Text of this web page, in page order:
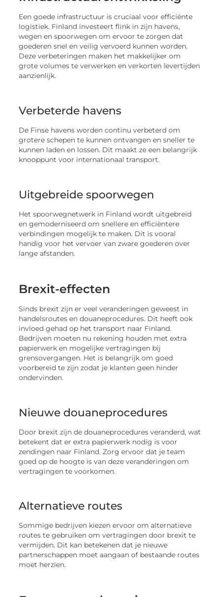
Een goede infrastructuur is cruciaal voor efficiënte
logistiek. Finland investeert flink in zijn havens,
wegen en spoorwegen om ervoor te zorgen dat
goederen snel en veilig vervoerd kunnen worden.
Deze verbeteringen maken het makkelijker om
grote volumes te verwerken en verkorten levertijden
aanzienlijk.
Verbeterde havens
De Finse havens worden continu verbeterd om
grotere schepen te kunnen ontvangen en sneller te
kunnen laden en lossen. Dit maakt ze een belangrijk
knooppunt voor internationaal transport.
Uitgebreide spoorwegen
Het spoorwegnetwerk in Finland wordt uitgebreid
en gemoderniseerd om snellere en efficiëntere
verbindingen mogelijk te maken. Dit is vooral
handig voor het vervoer van zware goederen over
lange afstanden.
Brexit-effecten
Sinds brexit zijn er veel veranderingen geweest in
handelsroutes en douaneprocedures. Dit heeft ook
invloed gehad op het transport naar Finland.
Bedrijven moeten nu rekening houden met extra
papierwerk en mogelijke vertragingen bij
grensovergangen. Het is belangrijk om goed
voorbereid te zijn zodat je klanten geen hinder
ondervinden.
Nieuwe douaneprocedures
Door brexit zijn de douaneprocedures veranderd, wat
betekent dat er extra papierwerk nodig is voor
zendingen naar Finland. Zorg ervoor dat je team
goed op de hoogte is van deze veranderingen om
vertragingen te voorkomen.
Alternatieve routes
Sommige bedrijven kiezen ervoor om alternatieve
routes te gebruiken om vertragingen door brexit te
vermijden. Dit kan betekenen dat je nieuwe
partnerschappen moet aangaan of bestaande routes
moet herzien.